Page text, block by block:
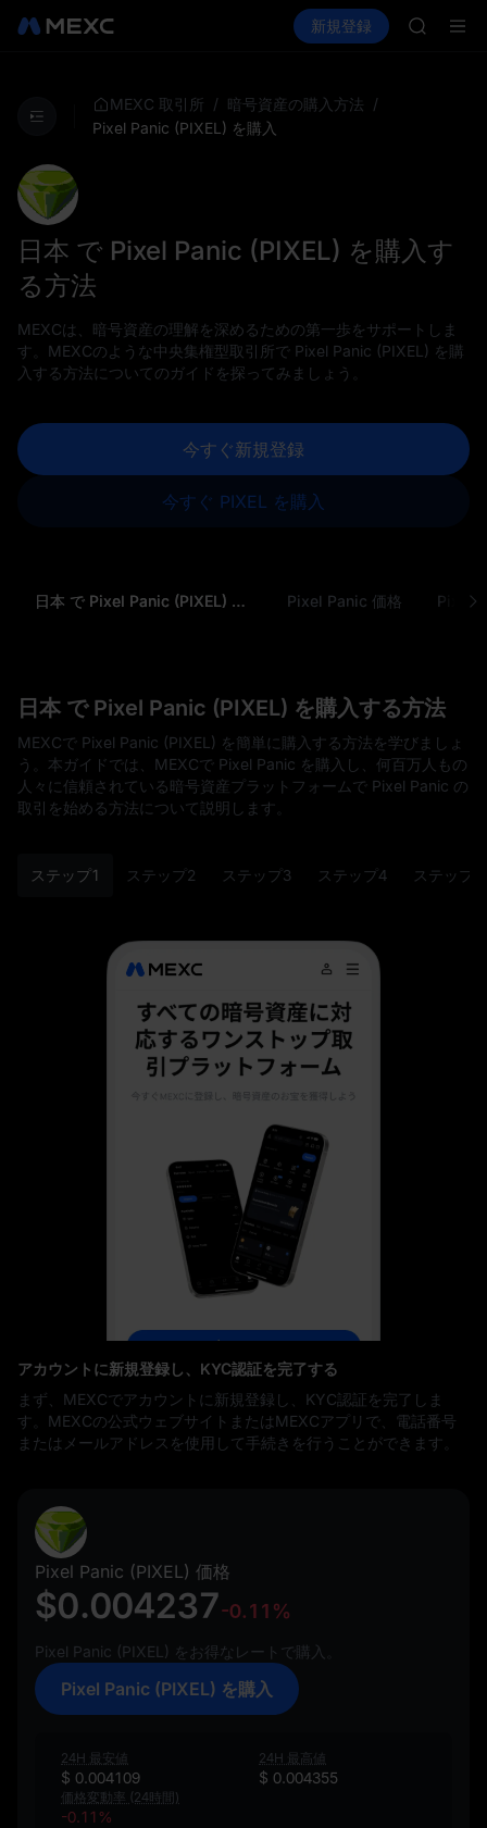
現物 先物取引 PLTR
新規登録
BLESS
MEXC 取引所 / 暗号資産の購入方法 /
Pixel Panic (PIXEL) を購入
日本 で Pixel Panic (PIXEL) を購入す
る方法
MEXCは、暗号資産の理解を深めるための第一歩をサポートしま
す。MEXCのような中央集権型取引所で Pixel Panic (PIXEL) を購
入する方法についてのガイドを探ってみましょう。
今すぐ新規登録
今すぐ PIXEL を購入
日本 で Pixel Panic (PIXEL) を購入する方法 Pixel Panic 価格
日本 で Pixel Panic (PIXEL) を購入する方法
MEXCで Pixel Panic (PIXEL) を簡単に購入する方法を学びましょ
う。本ガイドでは、MEXCで Pixel Panic を購入し、何百万人もの
人々に信頼されている暗号資産プラットフォームで Pixel Panic の
取引を始める方法について説明します。
ステップ1 ステップ2 ステップ3 ステップ4 ステップ5
アカウントに新規登録し、KYC認証を完了する
まず、MEXCでアカウントに新規登録し、KYC認証を完了しま
す。MEXCの公式ウェブサイトまたはMEXCアプリで、電話番号
またはメールアドレスを使用して手続きを行うことができます。
Pixel Panic (PIXEL) 価格
$0.004237-0.11%
Pixel Panic (PIXEL) をお得なレートで購入。
Pixel Panic (PIXEL) を購入
24H 最安値
$ 0.004109
24H 最高値
$ 0.004355
価格変動率 (24時間)
-0.11%